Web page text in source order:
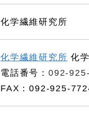
化学繊維研究所
化学繊維研究所 化
電話番号： 092-
FAX：092-925-